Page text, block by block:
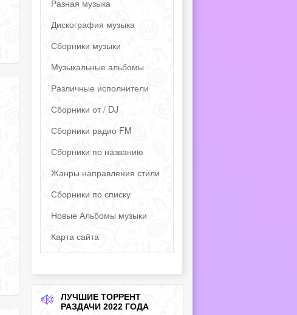
Разная музыка
Дискография музыка
Сборники музыки
Музыкальные альбомы
Различные исполнители
Сборники от / DJ
Сборники радио FM
Сборники по названию
Жанры направления стили
Сборники по списку
Новые Альбомы музыки
Карта сайта
ЛУЧШИЕ ТОРРЕНТ
РАЗДАЧИ 2022 ГОДА